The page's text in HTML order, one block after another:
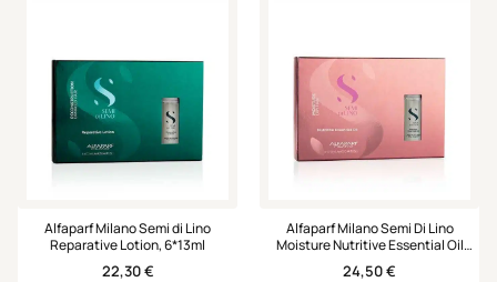
Alfaparf Milano Semi di Lino
Reparative Lotion, 6*13ml
22,30€
Alfaparf Milano Semi Di Lino
Moisture Nutritive Essential Oil
6*13ml
24,50€